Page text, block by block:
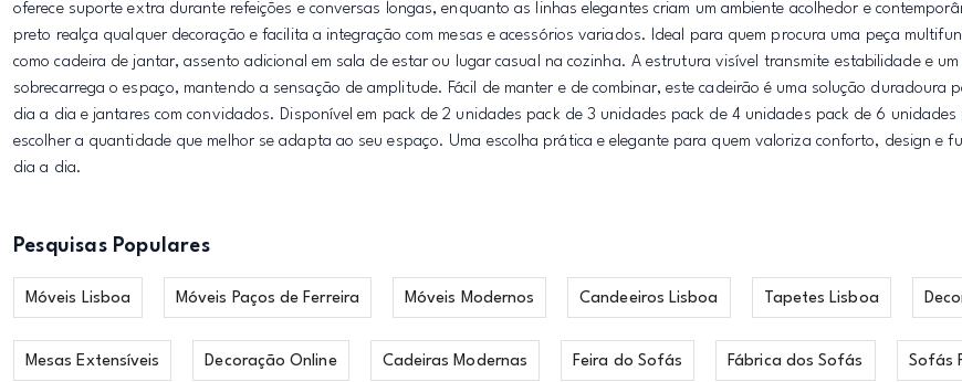
oferece suporte extra durante refeições e conversas longas, enquanto as linhas elegantes criam um ambiente acolhedor e
preto realça qualquer decoração e facilita a integração com mesas e acessórios variados. Ideal para quem procura uma peça
como cadeira de jantar, assento adicional em sala de estar ou lugar casual na cozinha. A estrutura visível transmite estabilidade e
sobrecarrega o espaço, mantendo a sensação de amplitude. Fácil de manter e de combinar, este cadeirão é uma solução duradoura
dia a dia e jantares com convidados. Disponível em pack de 2 unidades pack de 3 unidades pack de 4 unidades pack de 6
escolher a quantidade que melhor se adapta ao seu espaço. Uma escolha prática e elegante para quem valoriza conforto, design e
dia a dia.
Pesquisas Populares
Móveis Lisboa Móveis Paços de Ferreira Móveis Modernos Candeeiros Lisboa Tapetes Lisboa
Mesas Extensíveis Decoração Online Cadeiras Modernas Feira do Sofás Fábrica dos Sofás Sofás